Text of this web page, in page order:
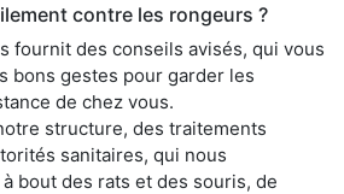
contre les rongeurs ?
fournit des conseils avisés, qui vous
bons gestes pour garder les
de chez vous.
structure, des traitements
sanitaires, qui nous
bout des rats et des souris, de